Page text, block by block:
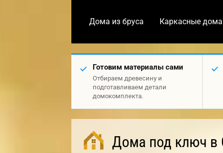
Дома из бруса Каркасные дома
Готовим материалы сами
Отбираем древесину и
подготавливаем детали
домокомплекта.
Дома под ключ в